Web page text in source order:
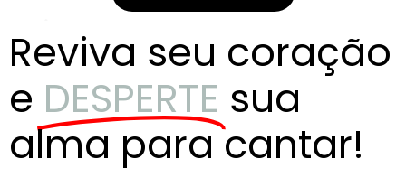
Reviva seu coração
e DESPERTE sua
alma para cantar!